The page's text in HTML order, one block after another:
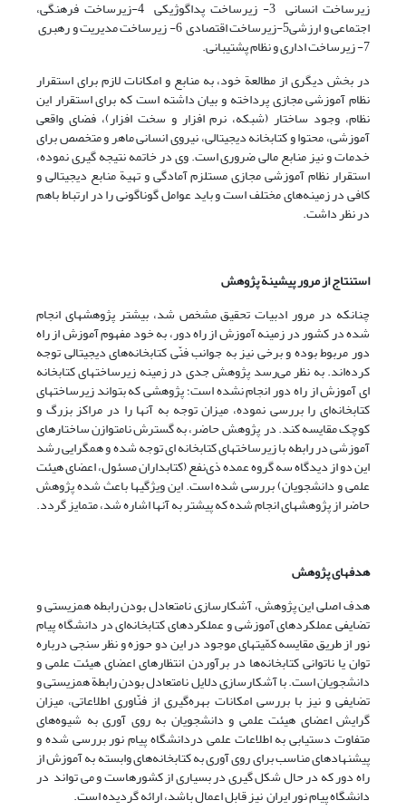
زیرساخت انسانی 3- زیرساخت پداگوژیکی 4-زیرساخت فرهنگی،
اجتماعی و ارزشی5-زیرساخت اقتصادی 6- زیرساخت مدیریت و رهبری
7- زیرساخت اداری و نظام پشتیبانی.
در بخش دیگری از مطالعة خود، به منابع و امکانات لازم برای استقرار
نظام آموزشی مجازی پرداخته و بیان داشته است که برای استقرار این
نظام، وجود ساختار (شبکه، نرم افزار و سخت افزار)، فضای واقعی
آموزشی، محتوا و کتابخانه دیجیتالی، نیروی انسانی ماهر و متخصص برای
خدمات و نیز منابع مالی ضروری است. وی در خاتمه نتیجه گیری نموده،
استقرار نظام آموزشی مجازی مستلزم آمادگی و تهیة منابع دیجیتالی و
کافی در زمینه‌های مختلف است و باید عوامل گوناگونی را در ارتباط با‌هم
در نظر داشت.
استنتاج از مرور پیشینة پژوهش
چنانکه در مرور ادبیات تحقیق مشخص شد، بیشتر پژوهشهای انجام
شده در کشور در زمینه آموزش از راه دور، به خود مفهوم آموزش از راه
دور مربوط بوده و برخی نیز به جوانب فنّی کتابخانه‌های دیجیتالی توجه
کرده‌اند. به نظر می‌رسد پژوهش جدی در زمینه زیرساختهای کتابخانه
ای آموزش از راه دور انجام نشده است؛ پژوهشی که بتواند زیرساختهای
کتابخانه‌ای را بررسی نموده، میزان توجه به آنها را در مراکز بزرگ و
کوچک مقایسه کند. در پژوهش حاضر، به گسترش نامتوازن ساختارهای
آموزشی در رابطه با زیرساختهای کتابخانه ای توجه شده و همگرایی رشد
این دو از دیدگاه سه گروه عمده ذی‌نفع (کتابداران مسئول، اعضای هیئت
علمی و دانشجویان) بررسی شده است. این ویژگیها باعث شده پژوهش
حاضر از پژوهشهای انجام شده که پیشتر به آنها اشاره شد، متمایز گردد.
هدفهای پژوهش
هدف اصلی این پژوهش، آشکارسازی نامتعادل بودن رابطه ‌همزیستی و
تضایفی عملکرد‌های آموزشی و عملکردهای کتابخانه‌ای در دانشگاه پیام
نور از طریق مقایسه کمّیتهای موجود در این دو حوزه و نظر سنجی درباره
توان یا ناتوانی کتابخانه‌ها در برآوردن انتظارهای اعضای ‌هیئت علمی و
دانشجویان است. با آشکارسازی دلایل نامتعادل بودن رابطة ‌همزیستی و
تضایفی و نیز با بررسی امکانات بهره‌گیری از فنّاوری اطلاعاتی، میزان
گرایش اعضای‌ هیئت علمی و دانشجویان به روی آوری به شیوه‌های
متفاوت دستیابی به اطلاعات علمی دردانشگاه پیام نور بررسی شده و
پیشنهادهای مناسب برای روی آوری به کتابخانه‌های وابسته به آموزش از
راه دور که در حال شکل گیری در بسیاری از کشورهاست و می تواند در
دانشگاه پیام نور ایران نیز قابل اعمال باشد، ارائه گردیده است.